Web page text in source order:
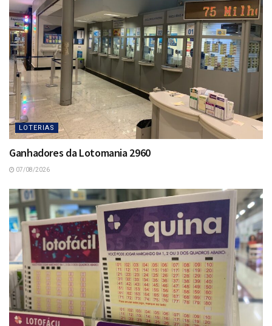
LOTERIAS
Ganhadores da Lotomania 2960
07/08/2026